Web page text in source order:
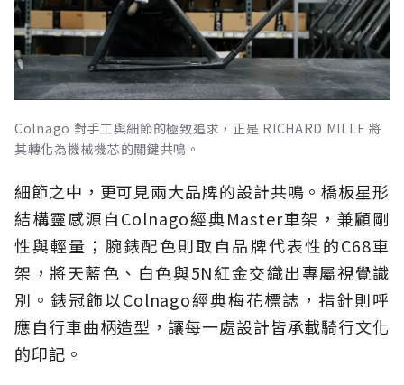
Colnago 對手工與細節的極致追求，正是 RICHARD MILLE 將
其轉化為機械機芯的關鍵共鳴。
細節之中，更可見兩大品牌的設計共鳴。橋板星形
結構靈感源自Colnago經典Master車架，兼顧剛
性與輕量；腕錶配色則取自品牌代表性的C68車
架，將天藍色、白色與5N紅金交織出專屬視覺識
別。錶冠飾以Colnago經典梅花標誌，指針則呼
應自行車曲柄造型，讓每一處設計皆承載騎行文化
的印記。